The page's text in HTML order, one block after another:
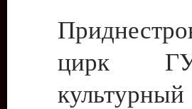
цирк ГУ